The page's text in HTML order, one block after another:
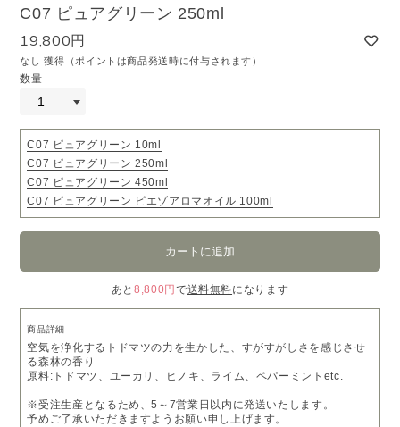
C07 ピュアグリーン 250ml
19,800円
なし 獲得（ポイントは商品発送時に付与されます）
数量
C07 ピュアグリーン 10ml
C07 ピュアグリーン 250ml
C07 ピュアグリーン 450ml
C07 ピュアグリーン ピエゾアロマオイル 100ml
あと8,800円 で送料無料になります
商品詳細
空気を浄化するトドマツの力を生かした、すがすがしさを感じさせ
る森林の香り
原料:トドマツ、ユーカリ、ヒノキ、ライム、ペパーミントetc.
※受注生産となるため、5～7営業日以内に発送いたします。
予めご了承いただきますようお願い申し上げます。